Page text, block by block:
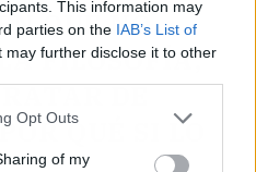
This information may
parties on the IAB’s List of
may further disclose it to other
Opt Outs
of my
QUE NO
FILOSOFÍA,
DE
QUÉ SI LO